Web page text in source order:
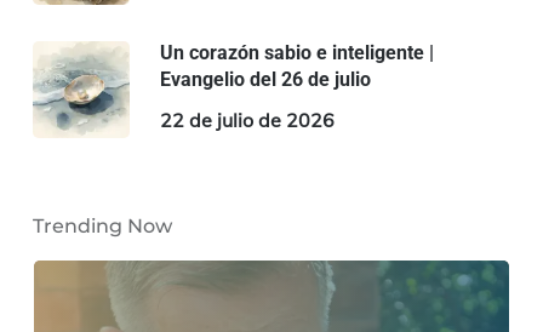
Un corazón sabio e inteligente |
Evangelio del 26 de julio
22 de julio de 2026
Trending Now